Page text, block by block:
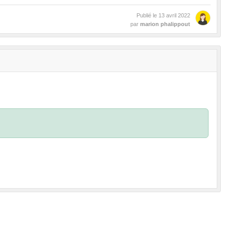
Publié le 13 avril 2022
par marion phalippout